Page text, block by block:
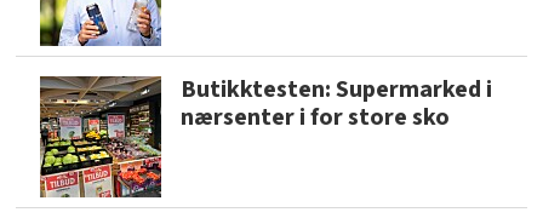
Butikktesten: Supermarked i
nærsenter i for store sko